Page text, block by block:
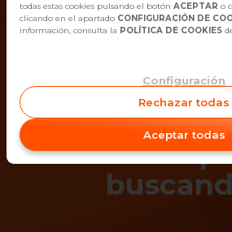
Alquiler
Empleo
Oficinas
Contacto
¡Ups! Ya
inmueble
todas estas cookies pulsando el botón ACEPTAR o
clicando en el apartado CONFIGURACIÓN DE
información, consulta la POLÍTICA DE COOKIES
Configuración
Rechazar todas
Aceptar todas